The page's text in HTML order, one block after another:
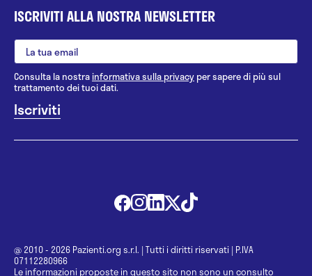
ISCRIVITI ALLA NOSTRA NEWSLETTER
Consulta la nostrainformativa sulla privacy per sapere di più sul
trattamento dei tuoi dati.
@ 2010 - 2026 Pazienti.org s.r.l. | Tutti i diritti riservati | P.IVA
07112280966
Le informazioni proposte in questo sito non sono un consulto